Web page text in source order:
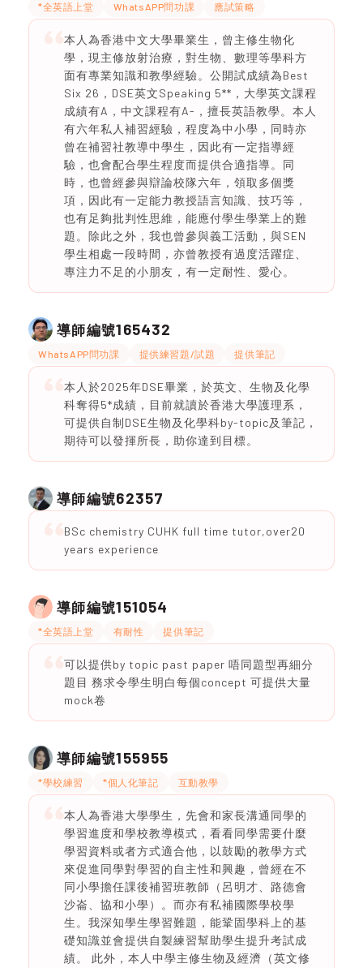
*全英語上堂 WhatsAPP問功課 應試策略
本人為香港中文大學畢業生，曾主修生物化
學，現主修放射治療，對生物、數理等學科方
面有專業知識和教學經驗。公開試成績為Best
Six 26，DSE英文Speaking 5**，大學英文課程
成績有A，中文課程有A-，擅長英語教學。本人
有六年私人補習經驗，程度為中小學，同時亦
曾在補習社教導中學生，因此有一定指導經
驗，也會配合學生程度而提供合適指導。同
時，也曾經參與辯論校隊六年，領取多個獎
項，因此有一定能力教授語言知識、技巧等，
也有足夠批判性思維，能應付學生學業上的難
題。除此之外，我也曾參與義工活動，與SEN
學生相處一段時間，亦曾教授有過度活躍症、
專注力不足的小朋友，有一定耐性、愛心。
導師編號165432
WhatsAPP問功課 提供練習題/試題 提供筆記
本人於2025年DSE畢業，於英文、生物及化學
科奪得5*成績，目前就讀於香港大學護理系，
可提供自制DSE生物及化學科by-topic及筆記，
期待可以發揮所長，助你達到目標。
導師編號62357
BSc chemistry CUHK full time tutor,over20
years experience
導師編號151054
*全英語上堂 有耐性 提供筆記
可以提供by topic past paper 唔同題型再細分
題目 務求令學生明白每個concept 可提供大量
mock卷
導師編號155955
*學校練習 *個人化筆記 互動教學
本人為香港大學學生，先會和家長溝通同學的
學習進度和學校教導模式，看看同學需要什麼
學習資料或者方式適合他，以鼓勵的教學方式
來促進同學對學習的自主性和興趣，曾經在不
同小學擔任課後補習班教師（呂明才、路德會
沙崙、協和小學）。而亦有私補國際學校學
生。我深知學生學習難題，能鞏固學科上的基
礎知識並會提供自製練習幫助學生提升考試成
績。 此外，本人中學主修生物及經濟（英文修